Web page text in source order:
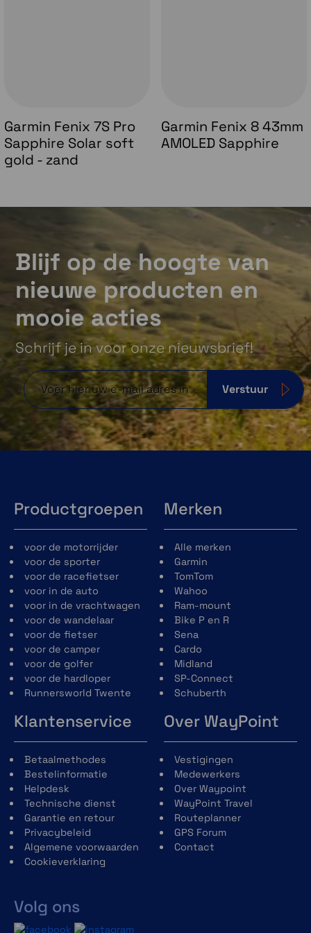
Garmin Fenix 7S Pro
Sapphire Solar soft
gold - zand
Garmin Fenix 8 43mm
AMOLED Sapphire
Blijf op de hoogte van
nieuwe producten en
mooie acties
Schrijf je in voor onze nieuwsbrief!
Verstuur
Productgroepen
voor de motorrijder
voor de sporter
voor de racefietser
voor in de auto
voor in de vrachtwagen
voor de wandelaar
voor de fietser
voor de camper
voor de golfer
voor de hardloper
Runnersworld Twente
Merken
Alle merken
Garmin
TomTom
Wahoo
Ram-mount
Bike P en R
Sena
Cardo
Midland
SP-Connect
Schuberth
Klantenservice
Betaalmethodes
Bestelinformatie
Helpdesk
Technische dienst
Garantie en retour
Privacybeleid
Algemene voorwaarden
Cookieverklaring
Volg ons
Over WayPoint
Vestigingen
Medewerkers
Over Waypoint
WayPoint Travel
Routeplanner
GPS Forum
Contact